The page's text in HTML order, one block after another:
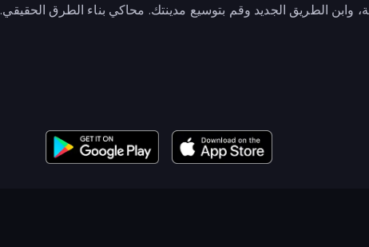
وابن الطريق الجديد وقم بتوسيع مدينتك. محاكي بناء الطرق الحقيقي.